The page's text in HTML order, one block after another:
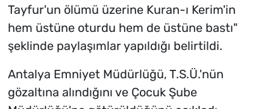
Tayfur'un ölümü üzerine Kuran-ı Kerim'in
hem üstüne oturdu hem de üstüne bastı"
şeklinde paylaşımlar yapıldığı belirtildi.
Antalya Emniyet Müdürlüğü, T.S.Ü.'nün
gözaltına alındığını ve Çocuk Şube